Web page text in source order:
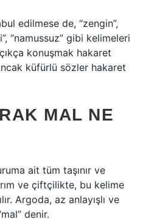
edilmese de, “zengin”,
“namussuz” gibi kelimeleri
konuşmak hakaret
küfürlü sözler hakaret
MAL NE
ait tüm taşınır ve
ve çiftçilikte, bu kelime
Argoda, az anlayışlı ve
denir.